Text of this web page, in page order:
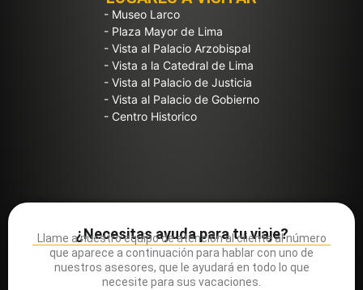
- Museo Larco
- Plaza Mayor de Lima
- Vista al Palacio Arzobispal
- Vista a la Catedral de Lima
- Vista al Palacio de Justicia
- Vista al Palacio de Gobierno
- Centro Historico
¿Necesitas ayuda para tu viaje?
Llame a nuestro equipo de atención al cliente al número
que aparece a continuación para hablar con uno de
nuestros asesores, que le ayudará en todo lo que
necesite para sus vacaciones.